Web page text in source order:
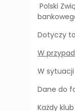
Polski
Dotyczy
W
W
Dane do
Każdy